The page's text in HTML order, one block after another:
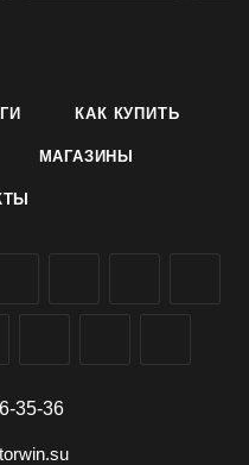
КАК КУПИТЬ
МАГАЗИНЫ
35-36